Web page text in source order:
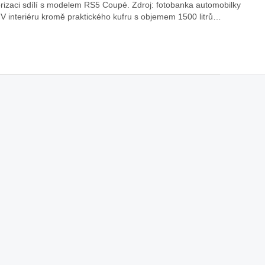
sdílí s modelem RS5 Coupé. Zdroj: fotobanka automobilky
interiéru kromě praktického kufru s objemem 1500 litrů…
správného poutání
Zabavte děti na cestách